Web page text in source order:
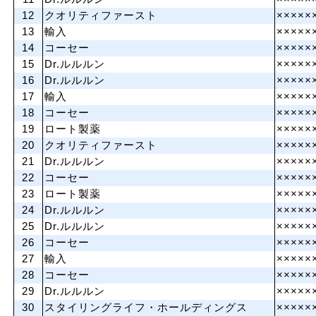
12
クオリティファースト
13
輸入
14
コーセー
15
Dr.ルルルン
16
Dr.ルルルン
17
輸入
18
コーセー
19
ロート製薬
20
クオリティファースト
21
Dr.ルルルン
22
コーセー
23
ロート製薬
24
Dr.ルルルン
25
Dr.ルルルン
26
コーセー
27
輸入
28
コーセー
29
Dr.ルルルン
30
スタイリングライフ・ホールディングス